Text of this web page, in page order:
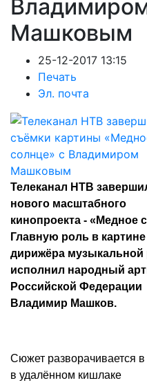
Машковым
25-12-2017 13:15
Печать
Эл. почта
Телеканал НТВ
нового масштабного
кинопроекта - «Медное
Главную роль в картине
дирижёра музыкальной
исполнил народный
Российской Федерации
Владимир Машков.
Сюжет разворачивается в
в удалённом кишлаке